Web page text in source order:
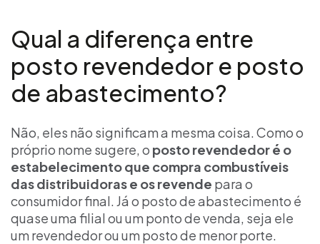
Qual a diferença entre
posto revendedor e posto
de abastecimento?
Não, eles não significam a mesma coisa. Como o
próprio nome sugere, o posto revendedor é o
estabelecimento que compra combustíveis
das distribuidoras e os revende para o
consumidor final. Já o posto de abastecimento é
quase uma filial ou um ponto de venda, seja ele
um revendedor ou um posto de menor porte.